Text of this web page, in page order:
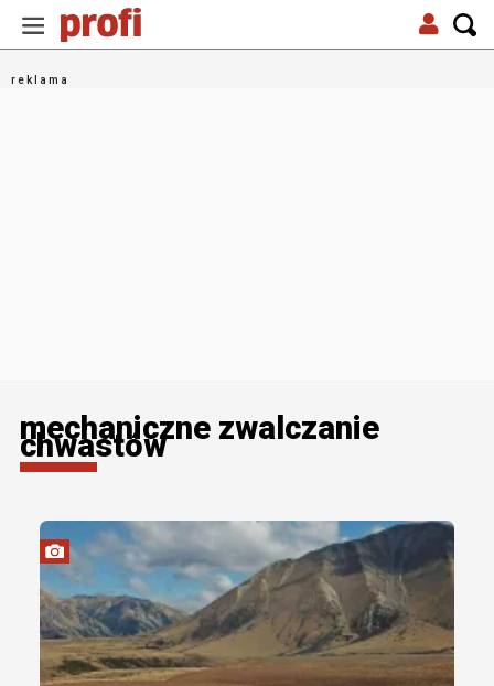
mechaniczne zwalczanie
chwastów